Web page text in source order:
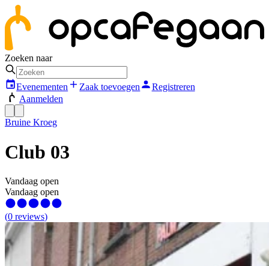
Zoeken naar
Evenementen Zaak toevoegen
Registreren
Aanmelden
Bruine Kroeg
Club 03
Vandaag open
Vandaag open
(0 reviews)